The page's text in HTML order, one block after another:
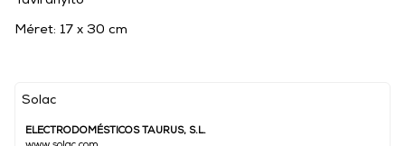
Solac
ELECTRODOMÉSTICOS TAURUS, S.L.
Méret: 17 x 30 cm